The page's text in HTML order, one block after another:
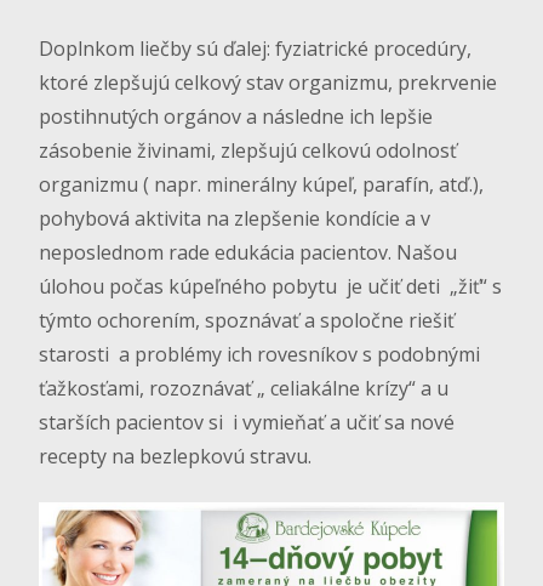
Doplnkom liečby sú ďalej: fyziatrické procedúry,
ktoré zlepšujú celkový stav organizmu, prekrvenie
postihnutých orgánov a následne ich lepšie
zásobenie živinami, zlepšujú celkovú odolnosť
organizmu ( napr. minerálny kúpeľ, parafín, atď.),
pohybová aktivita na zlepšenie kondície a v
neposlednom rade edukácia pacientov. Našou
úlohou počas kúpeľného pobytu je učiť deti „žiť“ s
týmto ochorením, spoznávať a spoločne riešiť
starosti a problémy ich rovesníkov s podobnými
ťažkosťami, rozoznávať „ celiakálne krízy“ a u
starších pacientov si i vymieňať a učiť sa nové
recepty na bezlepkovú stravu.